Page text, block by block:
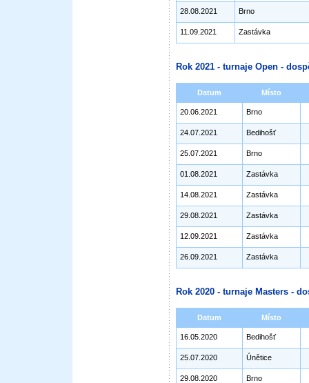
28.08.2021 Brno
11.09.2021 Zastávka
Rok 2021 - turnaje Open -
Datum Místo
20.06.2021 Brno
24.07.2021 Bedihošť
25.07.2021 Brno
01.08.2021 Zastávka
14.08.2021 Zastávka
29.08.2021 Zastávka
12.09.2021 Zastávka
26.09.2021 Zastávka
Rok 2020 - turnaje Masters -
Datum Místo
16.05.2020 Bedihošť
25.07.2020 Únětice
29.08.2020 Brno